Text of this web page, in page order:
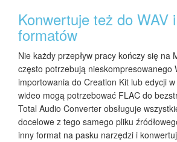
Konwertuje też do WAV
formatów
Nie każdy przepływ pracy kończy się na
często potrzebują nieskompresowanego
importowania do Creation Kit lub edycji
wideo mogą potrzebować FLAC do
Total Audio Converter obsługuje
docelowe z tego samego pliku
inny format na pasku narzędzi i